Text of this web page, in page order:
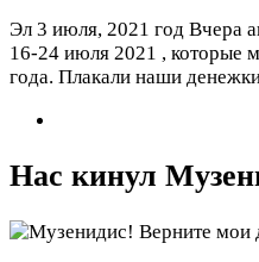
Эл 3 июля, 2021 год Вчера
16-24 июля 2021 , которые
года. Плакали наши
Нас кинул